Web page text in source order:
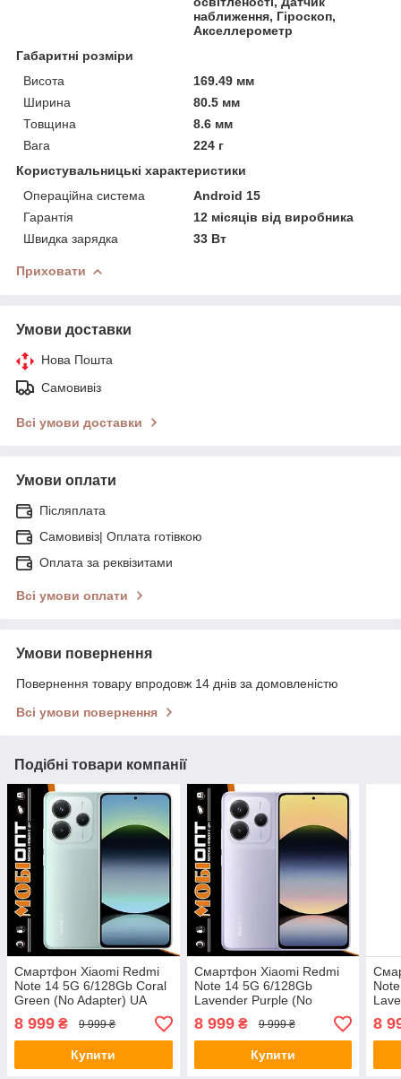
наближення, Гіроскоп,
Акселлерометр
Габаритні розміри
Висота
169.49 мм
Ширина
80.5 мм
Товщина
8.6 мм
Вага
224 г
Користувальницькі характеристики
Операційна система
Android 15
Гарантія
12 місяців від виробника
Швидка зарядка
33 Вт
Приховати
Умови доставки
Нова Пошта
Самовивіз
Всі умови доставки
Умови оплати
Післяплата
Самовивіз| Оплата готівкою
Оплата за реквізитами
Всі умови оплати
Умови повернення
Повернення товару впродовж 14 днів за домовленістю
Всі умови повернення
Подібні товари компанії
Смартфон Xiaomi Redmi
Note 14 5G 6/128Gb Coral
Green (No Adapter) UA
UCRF
8 999 ₴ 9 999 ₴
Купити
Смартфон Xiaomi Redmi
Note 14 5G 6/128Gb
Lavender Purple (No
Adapter) UA UCRF
8 999₴ 9 999 ₴
Купити
8